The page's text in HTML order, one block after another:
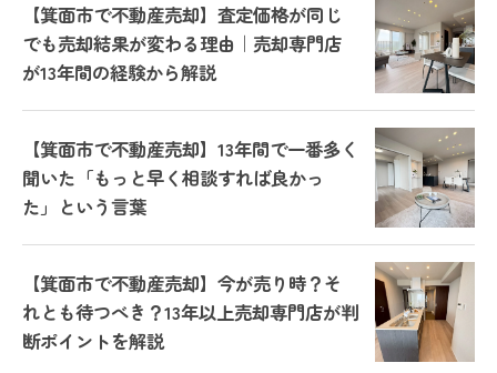
【箕面市で不動産売却】査定価格が同じ
でも売却結果が変わる理由｜売却専門店
が13年間の経験から解説
【箕面市で不動産売却】13年間で一番多く
聞いた「もっと早く相談すれば良かっ
た」という言葉
【箕面市で不動産売却】今が売り時？そ
れとも待つべき？13年以上売却専門店が判
断ポイントを解説